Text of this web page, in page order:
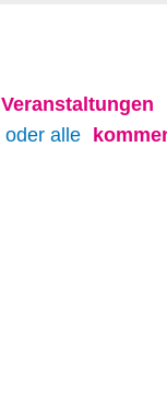
Veranstaltungen
oder alle